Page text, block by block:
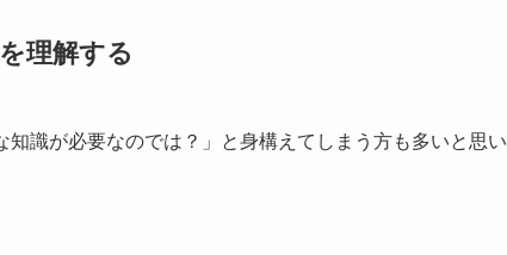
理解する
識が必要なのでは？」と身構えてしまう方も多いと思い